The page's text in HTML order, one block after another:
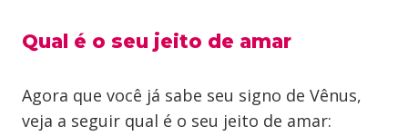
Qual é o seu jeito de amar
Agora que você já sabe seu signo de Vênus,
veja a seguir qual é o seu jeito de amar: